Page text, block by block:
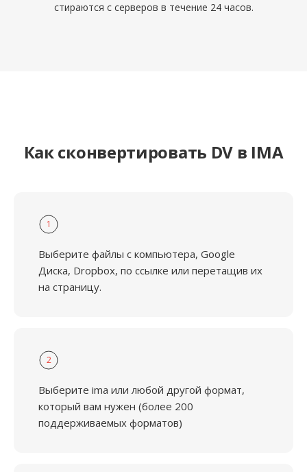
стираются с серверов в течение 24 часов.
Как сконвертировать DV в IMA
1
Выберите файлы с компьютера, Google
Диска, Dropbox, по ссылке или перетащив их
на страницу.
2
Выберите ima или любой другой формат,
который вам нужен (более 200
поддерживаемых форматов)